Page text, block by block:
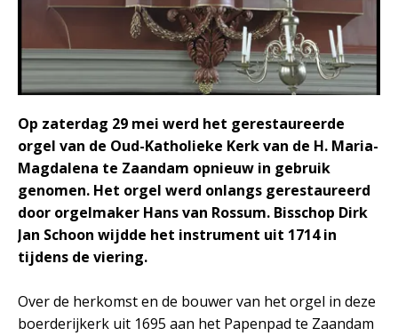
Op zaterdag 29 mei werd het gerestaureerde
orgel van de Oud-Katholieke Kerk van de H. Maria-
Magdalena te Zaandam opnieuw in gebruik
genomen. Het orgel werd onlangs gerestaureerd
door orgelmaker Hans van Rossum. Bisschop Dirk
Jan Schoon wijdde het instrument uit 1714 in
tijdens de viering.
Over de herkomst en de bouwer van het orgel in deze
boerderijkerk uit 1695 aan het Papenpad te Zaandam